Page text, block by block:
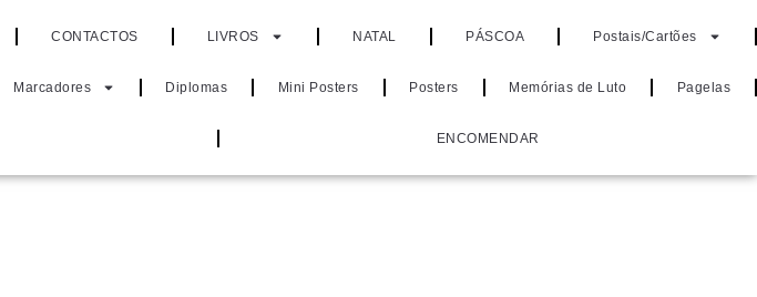
CONTACTOS LIVROS NATAL PÁSCOA Postais/Cartões
Marcadores Diplomas Mini Posters Posters Memórias de Luto Pagelas
ENCOMENDAR